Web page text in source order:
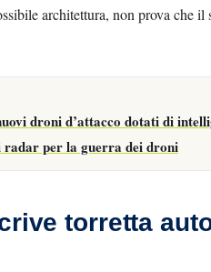
architettura, non prova che
droni d’attacco dotati di
radar per la guerra dei droni
torretta